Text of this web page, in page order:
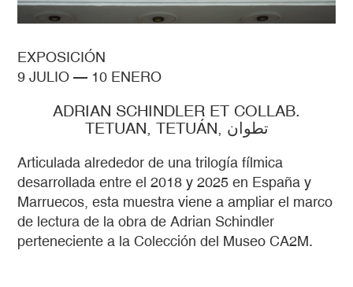
EXPOSICIÓN
9 JULIO — 10 ENERO
ADRIAN SCHINDLER ET COLLAB.
TETUAN, TETUÁN, تطوان
Articulada alrededor de una trilogía fílmica
desarrollada entre el 2018 y 2025 en España y
Marruecos, esta muestra viene a ampliar el marco
de lectura de la obra de Adrian Schindler
perteneciente a la Colección del Museo CA2M.